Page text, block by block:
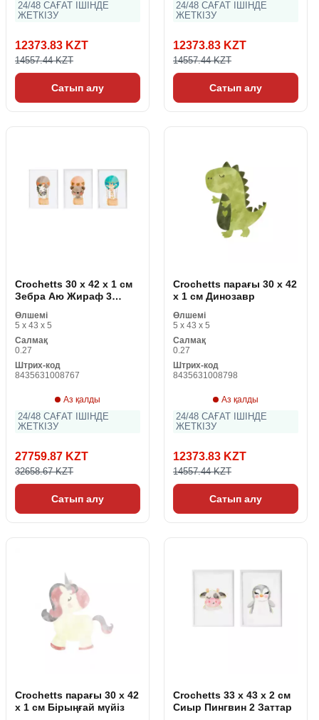
24/48 САҒАТ ІШІНДЕ
ЖЕТКІЗУ
12373.83 KZT
14557.44 KZT
Сатып алу
24/48 САҒАТ ІШІНДЕ
ЖЕТКІЗУ
12373.83 KZT
14557.44 KZT
Сатып алу
Crochetts 30 x 42 x 1 см
Зебра Аю Жираф 3
Өлшемі
5 x 43 x 5
Салмақ
0.27
Штрих-код
8435631008767
Аз қалды
24/48 САҒАТ ІШІНДЕ
ЖЕТКІЗУ
27759.87 KZT
32658.67 KZT
Сатып алу
Crochetts парағы 30 x 42
x 1 см Динозавр
Өлшемі
5 x 43 x 5
Салмақ
0.27
Штрих-код
8435631008798
Аз қалды
24/48 САҒАТ ІШІНДЕ
ЖЕТКІЗУ
12373.83 KZT
14557.44 KZT
Сатып алу
Crochetts парағы 30 x 42
x 1 см Бірыңғай мүйіз
Crochetts 33 x 43 x 2 см
Сиыр Пингвин 2 Заттар